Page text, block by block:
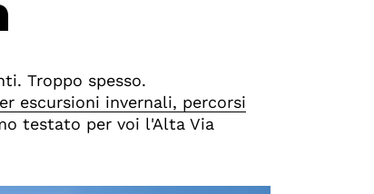
Troppo spesso.
escursioni invernali, percorsi
testato per voi l'Alta Via